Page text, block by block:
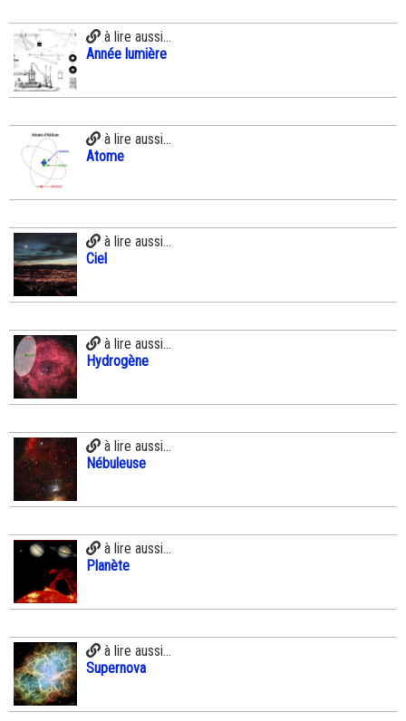
à lire aussi...
Année lumière
à lire aussi...
Atome
à lire aussi...
Ciel
à lire aussi...
Hydrogène
à lire aussi...
Nébuleuse
à lire aussi...
Planète
à lire aussi...
Supernova